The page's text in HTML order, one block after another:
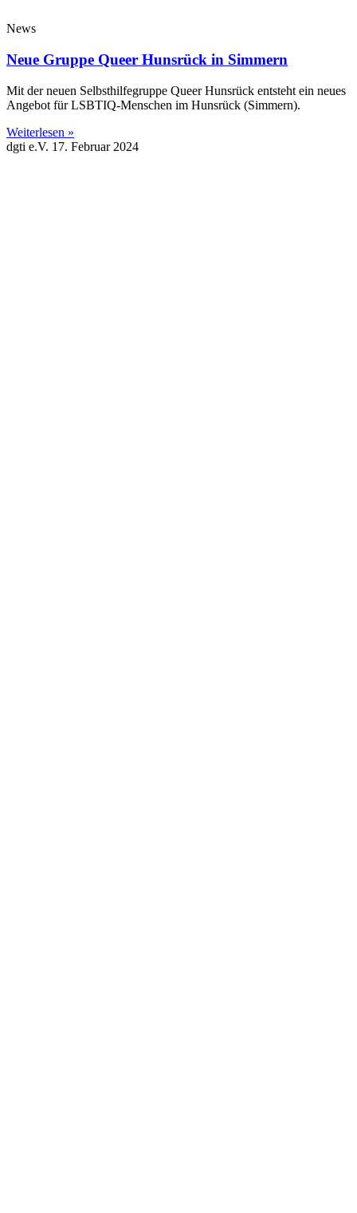
News
Neue Gruppe Queer Hunsrück in Simmern
Mit der neuen Selbsthilfegruppe Queer Hunsrück entsteht ein neues
Angebot für LSBTIQ-Menschen im Hunsrück (Simmern).
Weiterlesen »
dgti e.V. 17. Februar 2024